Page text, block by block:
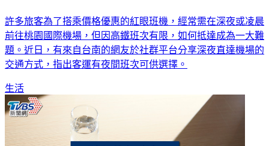
許多旅客為了搭乘價格優惠的紅眼班機，經常需在深夜或凌晨
前往桃園國際機場，但因高鐵班次有限，如何抵達成為一大難
題。近日，有來自台南的網友於社群平台分享深夜直達機場的
交通方式，指出客運有夜間班次可供選擇。
生活